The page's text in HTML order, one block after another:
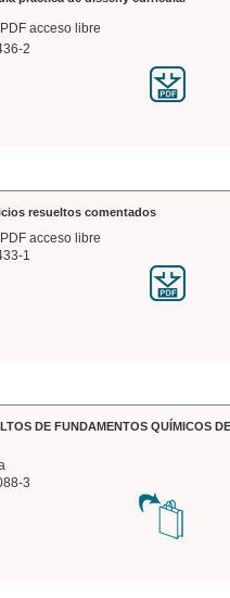
acceso libre
2
resueltos comentados
acceso libre
1
DE FUNDAMENTOS QUÍMICOS
3